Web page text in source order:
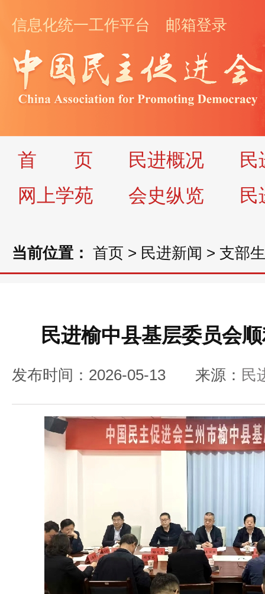
信息化统一工作平台 邮箱登录
首 页 民进概况
民
网上学苑
会史纵览 民
当前位置： 首页 > 民进新闻 > 支部
民进榆中县基层委员会
发布时间：2026-05-13 来源： 民